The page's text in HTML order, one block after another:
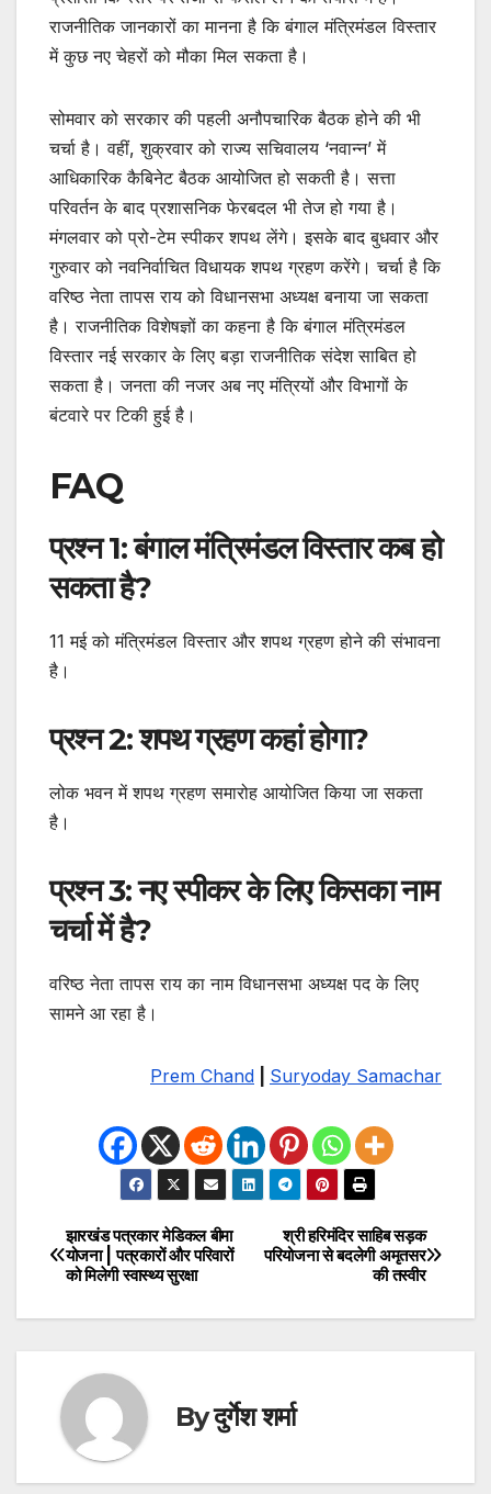
राजनीतिक जानकारों का मानना है कि बंगाल मंत्रिमंडल विस्तार
में कुछ नए चेहरों को मौका मिल सकता है।
सोमवार को सरकार की पहली अनौपचारिक बैठक होने की भी
चर्चा है। वहीं, शुक्रवार को राज्य सचिवालय ‘नवान्न’ में
आधिकारिक कैबिनेट बैठक आयोजित हो सकती है। सत्ता
परिवर्तन के बाद प्रशासनिक फेरबदल भी तेज हो गया है।
मंगलवार को प्रो-टेम स्पीकर शपथ लेंगे। इसके बाद बुधवार और
गुरुवार को नवनिर्वाचित विधायक शपथ ग्रहण करेंगे। चर्चा है कि
वरिष्ठ नेता तापस राय को विधानसभा अध्यक्ष बनाया जा सकता
है। राजनीतिक विशेषज्ञों का कहना है कि बंगाल मंत्रिमंडल
विस्तार नई सरकार के लिए बड़ा राजनीतिक संदेश साबित हो
सकता है। जनता की नजर अब नए मंत्रियों और विभागों के
बंटवारे पर टिकी हुई है।
FAQ
प्रश्न 1: बंगाल मंत्रिमंडल विस्तार कब हो
सकता है?
11 मई को मंत्रिमंडल विस्तार और शपथ ग्रहण होने की संभावना
है।
प्रश्न 2: शपथ ग्रहण कहां होगा?
लोक भवन में शपथ ग्रहण समारोह आयोजित किया जा सकता
है।
प्रश्न 3: नए स्पीकर के लिए किसका नाम
चर्चा में है?
वरिष्ठ नेता तापस राय का नाम विधानसभा अध्यक्ष पद के लिए
सामने आ रहा है।
Prem Chand Suryoday Samachar
Post
navigation
श्री हरिमंदिर साहिब सड़क
परियोजना से बदलेगी अमृतसर
की तस्वीर
झारखंड पत्रकार मेडिकल बीमा
योजना | पत्रकारों और परिवारों
को मिलेगी स्वास्थ्य सुरक्षा
Byदुर्गेश शर्मा